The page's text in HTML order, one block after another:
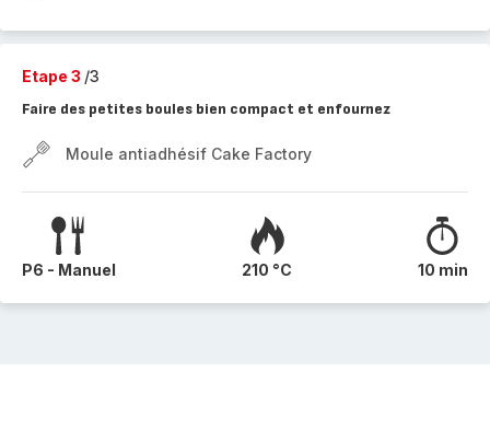
Etape 3 /3
Faire des petites boules bien compact et enfournez
Moule antiadhésif Cake Factory
P6 - Manuel 210 °C 10 min